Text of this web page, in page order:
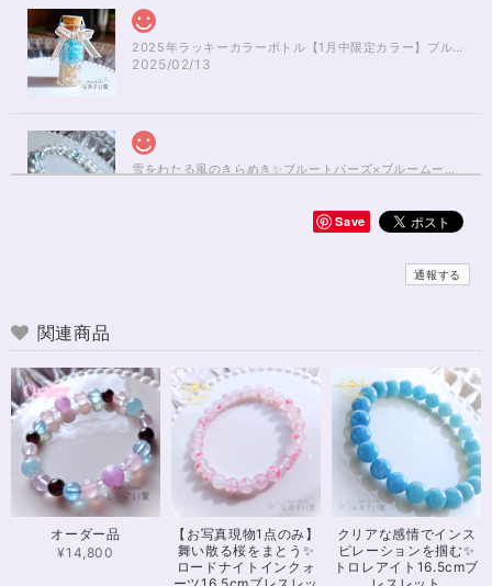
2025年ラッキーカラーボトル【1月中限定カラー】ブルーアパタイト×ルチルクォーツさざれ石
2025/02/13
雪をわたる風のきらめき✨ブルートパーズ×ブルームーンストーンブレスレット17cm
ョンが上がりました！ ラッピングも可愛く、梱包もすごく丁寧で袋を開け
るのが 勿体無いくらいでした！ おまけで付いてきたさざれも可愛くて綺麗
うございました！ また機会があったら利用したいと思います。 この度は本
当にありがとうございました！
※16.5cmオーダー 努力を成功に導く✨ガーネット入りブレスレット15cm
2024/12/18
可愛いお品をありがとうございます。陽に当たるとキラキラして、とても可
愛いです！とくにシトリンの色味がとても気に入りました。まだ、気になる
ブレスレットがたくさんあったので、また購入させていただきたいと思いま
す。また親切で迅速、丁寧な対応をしてくださりありがとうございました。
Save
通報する
関連商品
オーダー品
¥14,800
【お写真現物1点のみ】
舞い散る桜をまとう✨
ロードナイトインクォ
クリアな感情でインス
ピレーションを掴む✨
トロレアイト16.5cmブ